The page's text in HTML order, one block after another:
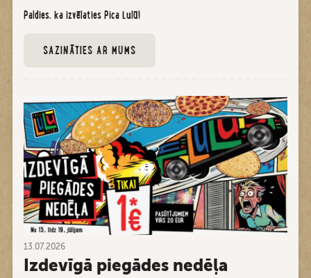
Paldies, ka izvēlaties Pica Lulū!
SAZINĀTIES AR MUMS
13.07.2026
Izdevīgā piegādes nedēļa